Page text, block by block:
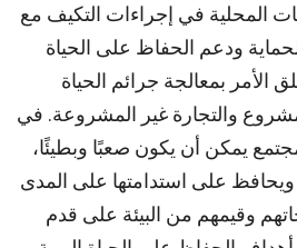
المحلية في إجراءات التكيف مع
لحماية ودعم الحفاظ على الحياة
الأمر بمعالجة جرائم الحياة
والتجارة غير المشروعة. في
يمكن أن يكون صعبًا وبطيئًا،
ويحافظ على استدامتها على المدى
وقيمهم من البيئة على قدم